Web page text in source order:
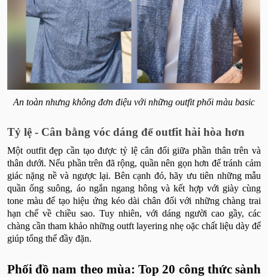
An toàn nhưng không đơn điệu với những outfit phối màu basic
Tỷ lệ - Cân bằng vóc dáng để outfit hài hòa hơn
Một outfit đẹp cần tạo được tỷ lệ cân đối giữa phần thân trên và
thân dưới. Nếu phần trên đã rộng, quần nên gọn hơn để tránh cảm
giác nặng nề và ngược lại. Bên cạnh đó, hãy ưu tiên những mẫu
quần ống suông, áo ngắn ngang hông và kết hợp với giày cùng
tone màu để tạo hiệu ứng kéo dài chân đối với những chàng trai
hạn chế về chiều sao. Tuy nhiên, với dáng người cao gầy, các
chàng cần tham khảo những outft layering nhẹ oặc chất liệu dày để
giúp tổng thể đầy đặn.
Phối đồ nam theo mùa: Top 20 công thức sành